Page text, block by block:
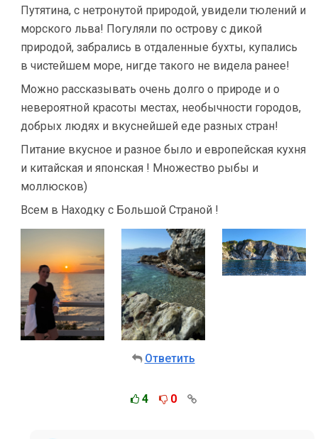
Путятина, с нетронутой природой, увидели тюлений и
морского льва! Погуляли по острову с дикой
природой, забрались в отдаленные бухты, купались
в чистейшем море, нигде такого не видела ранее!
Можно рассказывать очень долго о природе и о
невероятной красоты местах, необычности городов,
добрых людях и вкуснейшей еде разных стран!
Питание вкусное и разное было и европейская кухня
и китайская и японская ! Множество рыбы и
моллюсков)
Всем в Находку с Большой Страной !
Ответить
4 0